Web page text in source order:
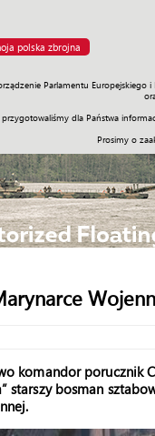
polska zbrojna
Parlamentu
dla Państwa
Prosimy o
Polityka Prawo
komandor porucznik
starszy bosman